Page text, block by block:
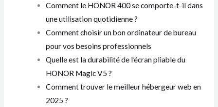
Comment le HONOR 400 se comporte-t-il dans
une utilisation quotidienne ?
Comment choisir un bon ordinateur de bureau
pour vos besoins professionnels
Quelle est la durabilité de l’écran pliable du
HONOR Magic V5 ?
Comment trouver le meilleur hébergeur web en
2025 ?